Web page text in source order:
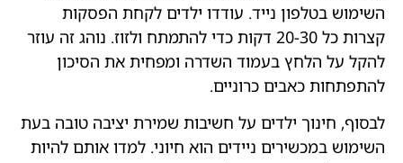
השימוש בטלפון נייד. עודדו ילדים לקחת הפסקות
קצרות כל 20-30 דקות כדי להתמתח ולזוז. נוהג זה עוזר
להקל על הלחץ בעמוד השדרה ומפחית את הסיכון
להתפתחות כאבים כרוניים.
לבסוף, חינוך ילדים על חשיבות שמירת יציבה טובה בעת
השימוש במכשירים ניידים הוא חיוני. למדו אותם להיות